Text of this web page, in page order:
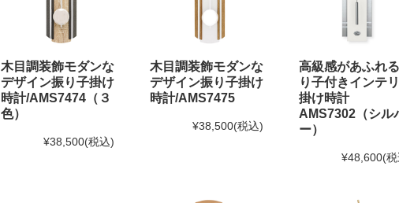
木目調装飾モダンな
デザイン振り子掛け
時計/AMS7474（３
色）
¥38,500(税込)
木目調装飾モダンな
デザイン振り子掛け
時計/AMS7475
¥38,500(税込)
高級感があふれ
り子付きインテ
掛け時計
AMS7302（シル
ー）
¥48,600(